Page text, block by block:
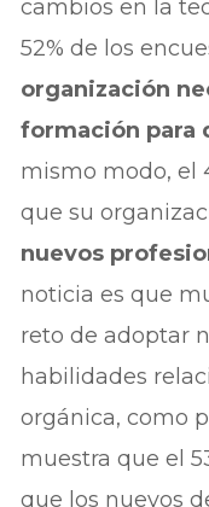
cambios en la
52% de los
organización
formación para
mismo modo, el
que su
nuevos
noticia es que
reto de adoptar
habilidades
orgánica, como
muestra que el
que los nuevos